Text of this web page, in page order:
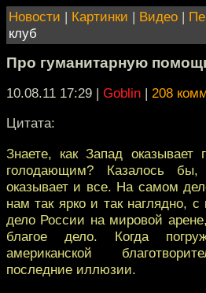
Новости | Картинки | Видео |
клуб
Про гуманитарную
10.08.11 17:29 | Goblin | 208
Цитата:
Знаете, как Запад оказывает
голодающим? Казалось
оказывает и все. На самом
нам так ярко и так наглядно,
дело России на мировой
благое дело. Когда
американской
последние иллюзии.